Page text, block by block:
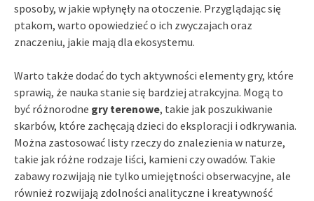
sposoby, w jakie wpłynęły na otoczenie. Przyglądając się
ptakom, warto opowiedzieć o ich zwyczajach oraz
znaczeniu, jakie mają dla ekosystemu.
Warto także dodać do tych aktywności elementy gry, które
sprawią, że nauka stanie się bardziej atrakcyjna. Mogą to
być różnorodne gry terenowe, takie jak poszukiwanie
skarbów, które zachęcają dzieci do eksploracji i odkrywania.
Można zastosować listy rzeczy do znalezienia w naturze,
takie jak różne rodzaje liści, kamieni czy owadów. Takie
zabawy rozwijają nie tylko umiejętności obserwacyjne, ale
również rozwijają zdolności analityczne i kreatywność